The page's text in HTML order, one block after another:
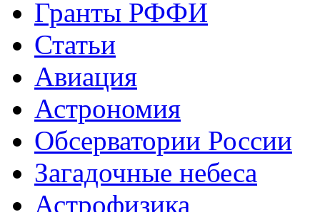
Гранты РФФИ
Статьи
Авиация
Астрономия
Обсерватории России
Загадочные небеса
Астрофизика